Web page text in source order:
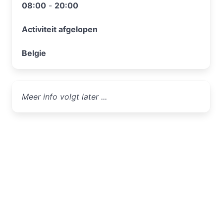
08:00 - 20:00
Activiteit afgelopen
Belgie
Meer info volgt later ...